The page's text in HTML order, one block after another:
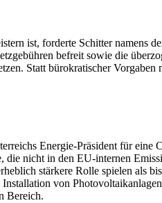
ist, forderte Schitter
befreit sowie die
Statt bürokratischer
Energie-Präsident für
nicht in den EU-internen
stärkere Rolle spielen als
von
Bereich.